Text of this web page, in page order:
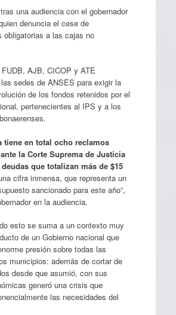
una audiencia con el gobernador
denuncia el cese de
obligatorias a las cajas no
AJB, CICOP y ATE
sedes de ANSES para exigir la
de los fondos retenidos por el
pertenecientes al IPS y a los
tiene en total ocho reclamos
la Corte Suprema de Justicia
que totalizan más de $15
cifra inmensa, que representa un
sancionado para este año”,
en la audiencia.
esto se suma a un contexto muy
de un Gobierno nacional que
presión sobre todas las
municipios: además de cortar de
desde que asumió, con sus
generó una crisis que
las necesidades del